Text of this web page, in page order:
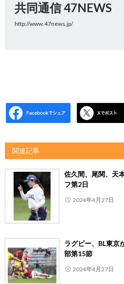
共同通信 47NEWS
http://www.47news.jp/
関連記事
佐久間、尾関、天
フ第2日
2024年4月27日
ラグビー、BL東京
部第15節
2024年4月27日